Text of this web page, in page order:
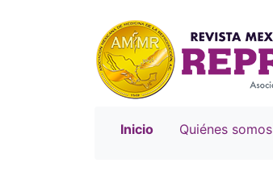
Inicio(current)
Quiénes somos